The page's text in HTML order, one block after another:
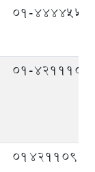
01-4444552
01-4211104
014211090